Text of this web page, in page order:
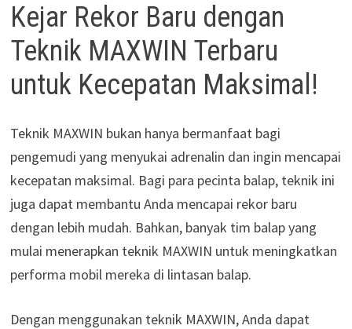
Kejar Rekor Baru dengan
Teknik MAXWIN Terbaru
untuk Kecepatan Maksimal!
Teknik MAXWIN bukan hanya bermanfaat bagi
pengemudi yang menyukai adrenalin dan ingin mencapai
kecepatan maksimal. Bagi para pecinta balap, teknik ini
juga dapat membantu Anda mencapai rekor baru
dengan lebih mudah. Bahkan, banyak tim balap yang
mulai menerapkan teknik MAXWIN untuk meningkatkan
performa mobil mereka di lintasan balap.
Dengan menggunakan teknik MAXWIN, Anda dapat